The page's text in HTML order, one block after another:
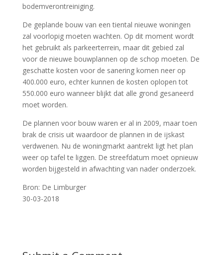
bodemverontreiniging.
De geplande bouw van een tiental nieuwe woningen
zal voorlopig moeten wachten. Op dit moment wordt
het gebruikt als parkeerterrein, maar dit gebied zal
voor de nieuwe bouwplannen op de schop moeten. De
geschatte kosten voor de sanering komen neer op
400.000 euro, echter kunnen de kosten oplopen tot
550.000 euro wanneer blijkt dat alle grond gesaneerd
moet worden.
De plannen voor bouw waren er al in 2009, maar toen
brak de crisis uit waardoor de plannen in de ijskast
verdwenen. Nu de woningmarkt aantrekt ligt het plan
weer op tafel te liggen. De streefdatum moet opnieuw
worden bijgesteld in afwachting van nader onderzoek.
Bron: De Limburger
30-03-2018